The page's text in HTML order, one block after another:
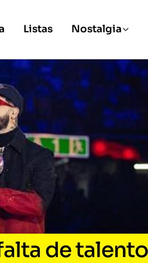
Listas Nostalgia
de